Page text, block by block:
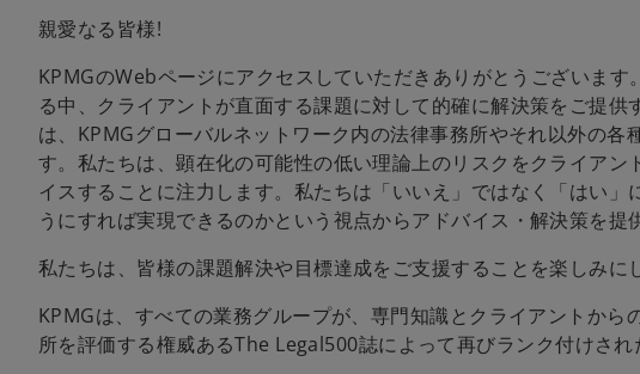
親愛なる皆様!
KPMGのWebページにアクセスしていただきありがとうございま
る中、クライアントが直面する課題に対して的確に解決策をご提
は、KPMGグローバルネットワーク内の法律事務所やそれ以外の
す。私たちは、顕在化の可能性の低い理論上のリスクをクライア
イスすることに注力します。私たちは「いいえ」ではなく「はい
うにすれば実現できるのかという視点からアドバイス・解決策を提
私たちは、皆様の課題解決や目標達成をご支援することを楽しみに
KPMGは、すべての業務グループが、専門知識とクライアントか
所を評価する権威あるThe Legal500誌によって再びランク付けされ